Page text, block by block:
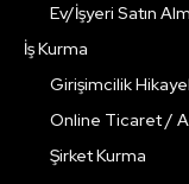
Ev/İşyeri Satın
İş Kurma
Girişimcilik
Online Ticaret /
Şirket Kurma